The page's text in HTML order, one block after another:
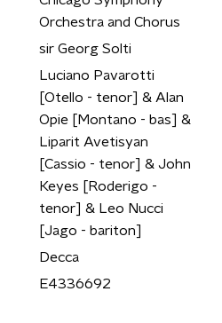
Orchestra and Chorus
sir Georg Solti
Luciano Pavarotti
[Otello - tenor] & Alan
Opie [Montano - bas] &
Liparit Avetisyan
[Cassio - tenor] & John
Keyes [Roderigo -
tenor] & Leo Nucci
[Jago - bariton]
Decca
E4336692